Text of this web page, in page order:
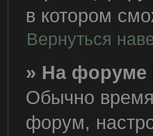
в котором
Вернуться
» На форуме
Обычно
форум,